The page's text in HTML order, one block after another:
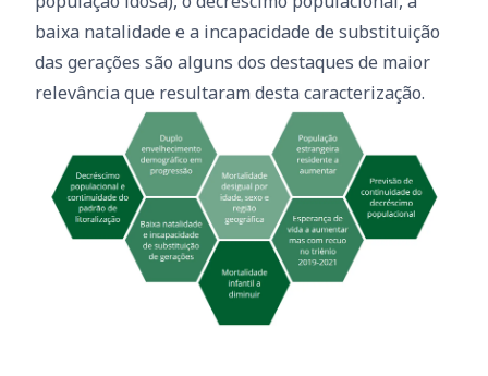
baixa natalidade e a incapacidade de substituição
das gerações são alguns dos destaques de maior
relevância que resultaram desta caracterização.